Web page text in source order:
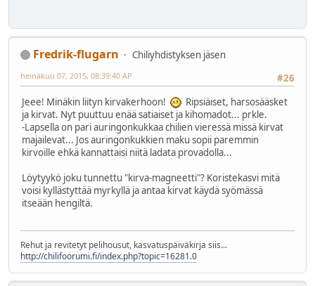
Fredrik-flugarn
Chiliyhdistyksen jäsen
#26
heinäkuu 07, 2015, 08:39:40 AP
Jeee! Minäkin liityn kirvakerhoon!
Ripsiäiset, harsosääsket
ja kirvat. Nyt puuttuu enää satiaiset ja kihomadot... prkle.
-Lapsella on pari auringonkukkaa chilien vieressä missä kirvat
majailevat... Jos auringonkukkien maku sopii paremmin
kirvoille ehkä kannattaisi niitä ladata provadolla...
Löytyykö joku tunnettu "kirva-magneetti"? Koristekasvi mitä
voisi kyllästyttää myrkyllä ja antaa kirvat käydä syömässä
itseään hengiltä.
Rehut ja revitetyt pelihousut, kasvatuspäiväkirja siis...
http://chilifoorumi.fi/index.php?topic=16281.0